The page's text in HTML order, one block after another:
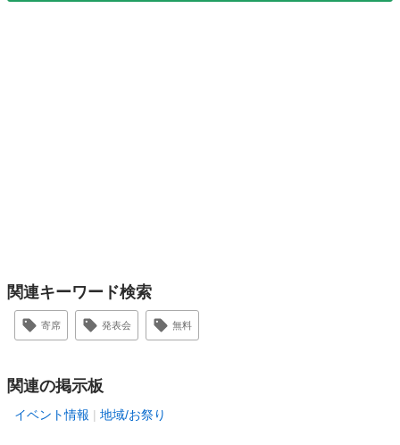
関連キーワード検索
寄席 発表会 無料
関連の掲示板
イベント情報 地域/お祭り